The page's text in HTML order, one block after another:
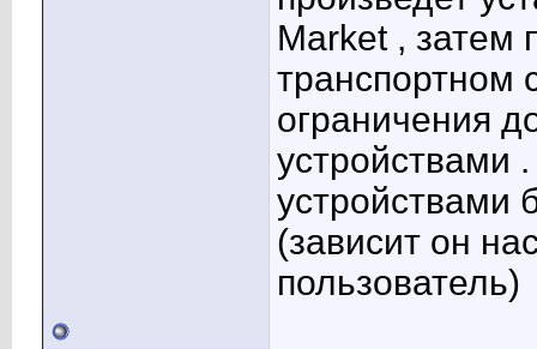
Market , затем
транспортном
ограничения
устройствами
устройствами
(зависит он
пользователь)